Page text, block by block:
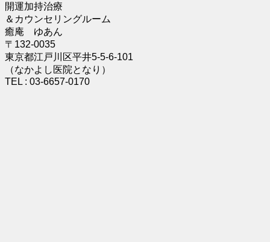
開運加持治療
＆カウンセリングルーム
癒庵 ゆあん
〒132-0035
東京都江戸川区平井5-5-6-101
（なかよし医院となり）
TEL : 03-6657-0170